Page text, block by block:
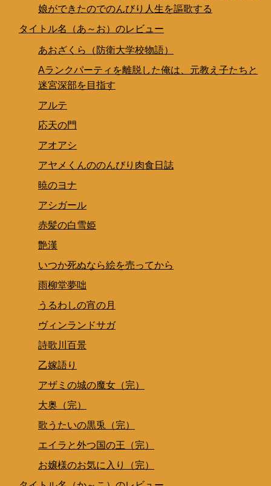
娘ができたのでのんびり人生を謳歌する
タイトル名（あ～お）のレビュー
あおざくら（防衛大学校物語）
Aランクパーティを離脱した俺は、元教え子たちと
迷宮深部を目指す
アルテ
応天の門
アオアシ
アヤメくんののんびり肉食日誌
暁のヨナ
アシガール
赤髪の白雪姫
艶漢
いつか死ぬなら絵を売ってから
雨柳堂夢咄
うるわしの宵の月
ヴィンランドサガ
詩歌川百景
乙嫁語り
アザミの城の魔女（完）
大奥（完）
歌うたいの黒兎（完）
エイラと外つ国の王（完）
お嬢様のお気に入り（完）